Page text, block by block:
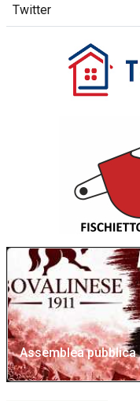
Twitter
Assemblea pubblica